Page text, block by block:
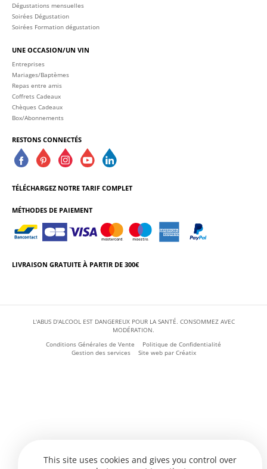
Dégustations mensuelles
Soirées Dégustation
Soirées Formation dégustation
UNE OCCASION/UN VIN
Entreprises
Mariages/Baptèmes
Repas entre amis
Coffrets Cadeaux
Chèques Cadeaux
Box/Abonnements
RESTONS CONNECTÉS
TÉLÉCHARGEZ NOTRE TARIF COMPLET
MÉTHODES DE PAIEMENT
LIVRAISON GRATUITE À PARTIR DE 300€
L'ABUS D'ALCOOL EST DANGEREUX POUR LA SANTÉ. CONSOMMEZ AVEC
MODÉRATION.
Conditions Générales de Vente
Politique de Confidentialité
Gestion des services
Site web par Créatix
This site uses cookies and gives you control over